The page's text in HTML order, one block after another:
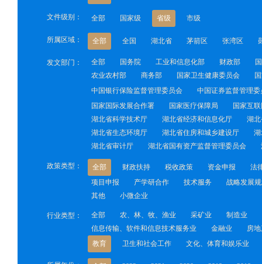
文件级别： 全部 国家级 省级 市级
所属区域： 全部 全国 湖北省 茅箭区 张湾区
发文部门： 全部 国务院 工业和信息化部 财政部
农业农村部
商务部 国家卫生健康委员会
中国银行保险监督管理委员会
中国证券监督管理委
国家国际发展合作署
国家医疗保障局
国家互
湖北省科学技术厅
湖北省经济和信息化厅
湖
湖北省生态环境厅
湖北省住房和城乡建设厅
湖北省审计厅
湖北省国有资产监督管理委员会
政策类型： 全部 财政扶持 税收政策 资金申报
法
项目申报
产学研合作 技术服务
战略发展
其他
小微企业
行业类型： 全部 农、林、牧、渔业 采矿业
制造业
信息传输、软件和信息技术服务业
金融业
房
教育
卫生和社会工作 文化、体育和娱乐业